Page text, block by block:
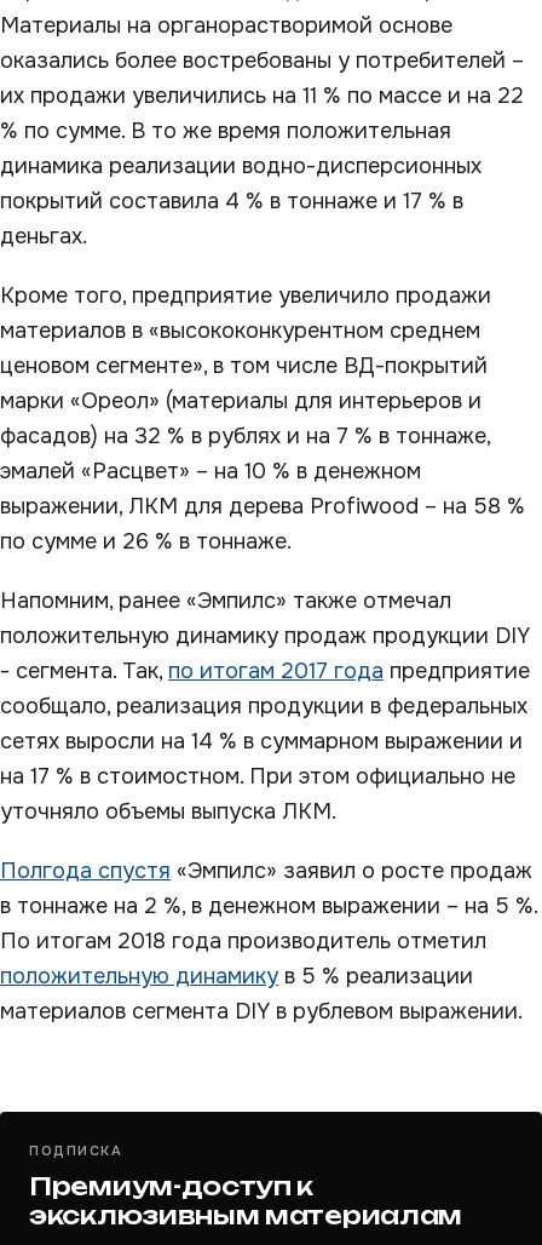
Материалы на органорастворимой основе
оказались более востребованы у потребителей –
их продажи увеличились на 11 % по массе и на 22
% по сумме. В то же время положительная
динамика реализации водно-дисперсионных
покрытий составила 4 % в тоннаже и 17 % в
деньгах.
Кроме того, предприятие увеличило продажи
материалов в «высококонкурентном среднем
ценовом сегменте», в том числе ВД-покрытий
марки «Ореол» (материалы для интерьеров и
фасадов) на 32 % в рублях и на 7 % в тоннаже,
эмалей «Расцвет» – на 10 % в денежном
выражении, ЛКМ для дерева Profiwood – на 58 %
по сумме и 26 % в тоннаже.
Напомним, ранее «Эмпилс» также отмечал
положительную динамику продаж продукции DIY
- сегмента. Так, по итогам 2017 года предприятие
сообщало, реализация продукции в федеральных
сетях выросли на 14 % в суммарном выражении и
на 17 % в стоимостном. При этом официально не
уточняло объемы выпуска ЛКМ.
Полгода спустя «Эмпилс» заявил о росте продаж
в тоннаже на 2 %, в денежном выражении – на 5 %.
По итогам 2018 года производитель отметил
положительную динамику в 5 % реализации
материалов сегмента DIY в рублевом выражении.
ПОДПИСКА
Премиум-доступ к
эксклюзивным материалам